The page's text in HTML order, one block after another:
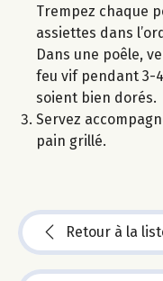
Trempez chaque
assiettes dans
Dans une poêle,
feu vif pendant 3-
soient bien dorés.
Servez
pain grillé.
Retour à la